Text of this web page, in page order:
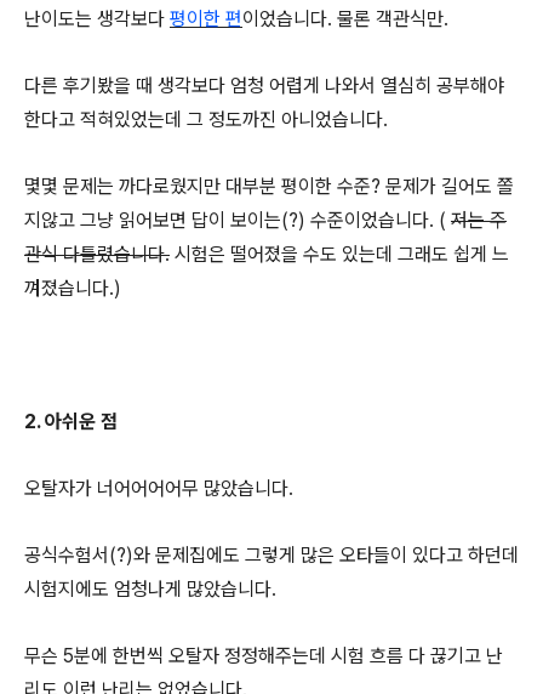
난이도는 생각보다 평이한 편이었습니다. 물론 객관식만.
다른 후기봤을 때 생각보다 엄청 어렵게 나와서 열심히 공부해야
한다고 적혀있었는데 그 정도까진 아니었습니다.
몇몇 문제는 까다로웠지만 대부분 평이한 수준? 문제가 길어도 쫄
지않고 그냥 읽어보면 답이 보이는(?) 수준이었습니다. ( 저는 주
관식 다틀렸습니다. 시험은 떨어졌을 수도 있는데 그래도 쉽게 느
껴졌습니다.)
2. 아쉬운 점
오탈자가 너어어어어무 많았습니다.
공식수험서(?)와 문제집에도 그렇게 많은 오타들이 있다고 하던데
시험지에도 엄청나게 많았습니다.
무슨 5분에 한번씩 오탈자 정정해주는데 시험 흐름 다 끊기고 난